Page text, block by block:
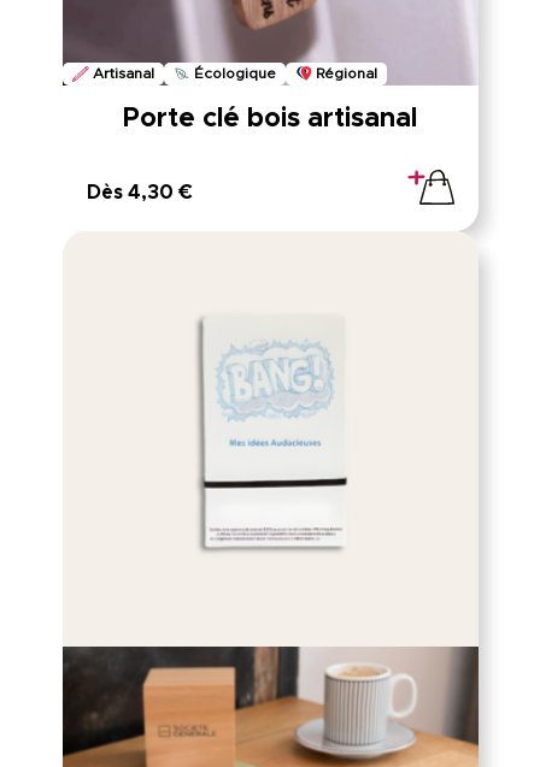
Artisanal Écologique Régional
Porte clé bois artisanal
Dès 4,30 €